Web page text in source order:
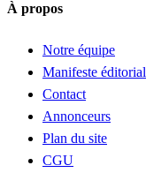
À propos
Notre équipe
Manifeste éditorial
Contact
Annonceurs
Plan du site
CGU